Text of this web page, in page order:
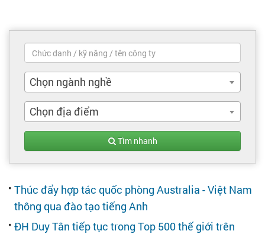
Trang chủ
Việc làm mới nhất
Tìm việc làm
Chọn ngành nghề
Chọn địa điểm
Tìm nhanh
Thúc đẩy hợp tác quốc phòng Australia - Việt Nam
thông qua đào tạo tiếng Anh
ĐH Duy Tân tiếp tục trong Top 500 thế giới trên